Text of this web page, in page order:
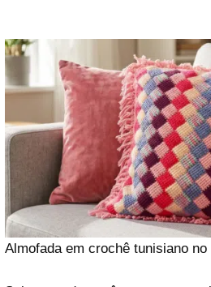
Almofada em crochê tunisiano no